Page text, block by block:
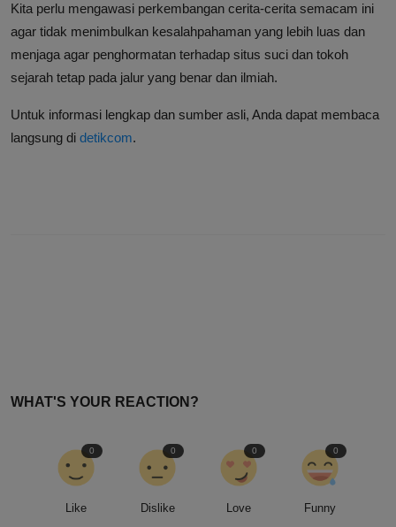
Kita perlu mengawasi perkembangan cerita-cerita semacam ini
agar tidak menimbulkan kesalahpahaman yang lebih luas dan
menjaga agar penghormatan terhadap situs suci dan tokoh
sejarah tetap pada jalur yang benar dan ilmiah.
Untuk informasi lengkap dan sumber asli, Anda dapat membaca
langsung di detikcom.
WHAT'S YOUR REACTION?
Like
0
Dislike
0
Love
0
Funny
0